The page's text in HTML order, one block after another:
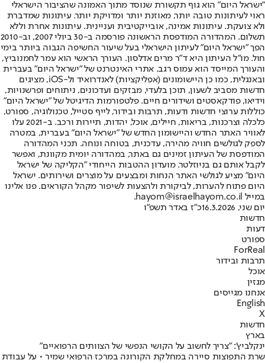
"ישראל היום" הוא גוף תקשורת שנוסד מתוך האמונה שהציבור הישראלי
ראוי לעיתונות טובה יותר, מאוזנת יותר ומדויקת יותר. עיתונות שמדברת
ולא צועקת. עיתונות אמינה, אובייקטיבית ועניינית. עיתונות אחרת וללא
תשלום. המהדורה המודפסת הראשונה פורסמה ב-30 ביולי 2007, וב-2010
הפך "ישראל היום" לעיתון הישראלי בעל שיעור החשיפה הגבוה ביותר בימי
חול. מו"ל העיתון היא ד"ר מרים אדלסון. העורך הראשי הוא עמר לחמנוביץ,
והעורך המייסד הוא עמוס רגב. אתרי האינטרנט של "ישראל היום" בעברית
ובאנגלית, כמו כן היישומונים (אפליקציות) לאנדרואיד ול-iOS, מציגים
חדשות מסביב לשעון, תוכן בלעדי, מבזקים ועדכונים, ניתוחים ופרשנויות,
וידיאו, פודקאסטים ושידורים חיים. פלטפורמות הדיגיטל של "ישראל היום"
כוללות ערוצי חדשות ודעות, תרבות ובידור, לייף סטייל, טכנולוגיה, ספורט,
כלכלה וצרכנות, בריאות, חיילים, אוכל, יהדות, תיירות ורכב. ב-2021 עלו
לאוויר האתר החדש והיישומון החדש של "ישראל היום" בעברית, במטרה
לספק לגולשים חוויה מהירה, עדכנית, בטוחה ונוחה. תכני המהדורה
המודפסת של העיתון זמינים גם באתר, במהדורה יומית מקוונת, ואפשר
לקבל אותם גם בניוזלטר. מועדון ההטבות הייחודי "הקליקה של ישראל
היום" מציע לגולשי האתר הנחות ומבצעים על מוצרים ושירותים. ישראל
היום פתוח להערות, לביקורת ולהצעות לשיפור מקהל הקוראים. פנו אלינו
במייל hayom@israelhayom.co.il.
יום שני, 16.3.2026
כ"ז באדר תשפ"ו
חדשות
דעות
ספורט
ForReal
תרבות ובידור
אוכל
מגזין
אנחנו מגייסים
English
X
חדשות
בארץ
ינקלביץ': "צריך לחשוב על הקושי הנפשי של הצוותים הרפואיים"
שרת התפוצות סיירה במחלקת הקורונה במרכז הרפואי שמיר • על עבודת